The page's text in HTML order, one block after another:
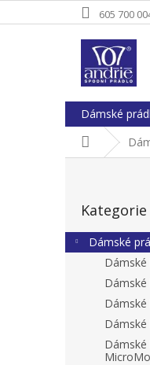
na
605 700
Dámské
Domů
r
a
kategorie
Kategorie
Dámské